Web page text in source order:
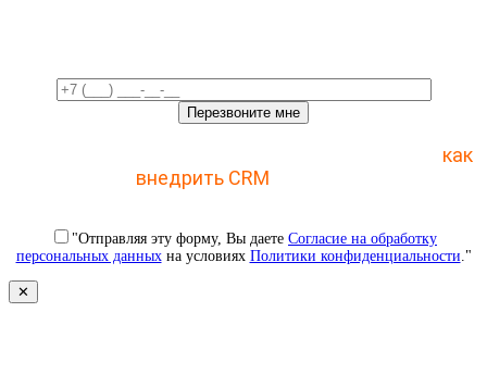
как
внедрить CRM
"Отправляя эту форму, Вы даете Согласие на обработку
персональных данныхна условиях Политики конфиденциальности ."
✕